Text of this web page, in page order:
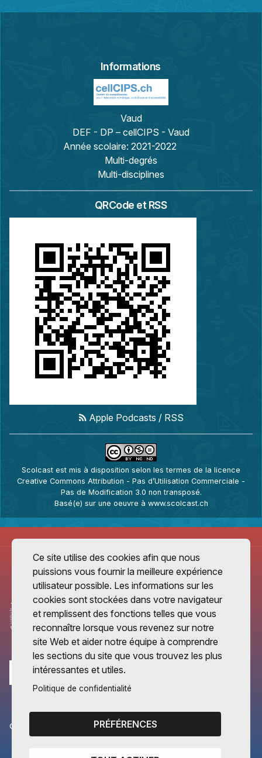
Informations
Vaud
DEF - DP – cellCIPS - Vaud
Année scolaire: 2021-2022
Multi-degrés
Multi-disciplines
QRCode et RSS
Apple Podcasts / RSS
Scolcast est mis à disposition selon les termes de la licence
Creative Commons Attribution - Pas d’Utilisation Commerciale -
Pas de Modification 3.0 non transposé.
Basé(e) sur une oeuvre à www.scolcast.ch
CANTONS PARTENAIRES
Vaud
Ce site utilise des cookies afin que nous
puissions vous fournir la meilleure expérience
utilisateur possible. Les informations sur les
cookies sont stockées dans votre navigateur
et remplissent des fonctions telles que vous
reconnaître lorsque vous revenez sur notre
site Web et aider notre équipe à comprendre
les sections du site que vous trouvez les plus
intéressantes et utiles.
Politique de confidentialité
PRÉFÉRENCES